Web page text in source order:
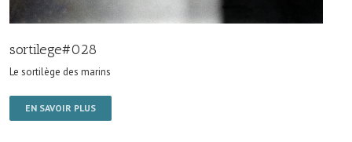
sortilege#028
Le sortilège des marins
EN SAVOIR PLUS